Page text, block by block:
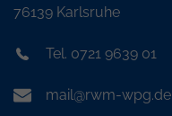
76139 Karlsruhe
Tel. 0721 9639 01
mail@rwm-wpg.de